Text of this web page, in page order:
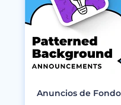
Anuncios de